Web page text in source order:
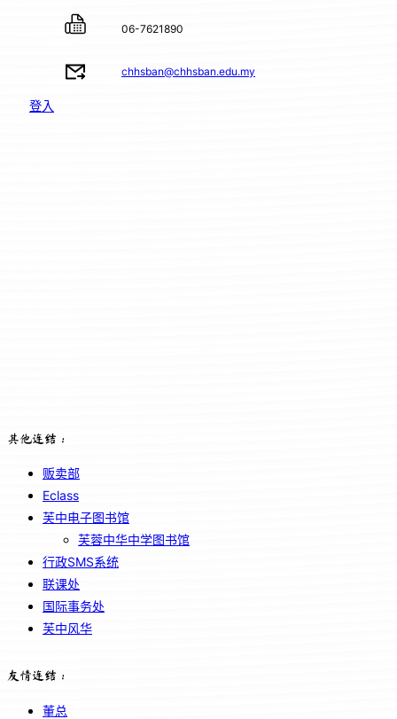
06-7621890
chhsban@chhsban.edu.my
登入
其他连结：
贩卖部
Eclass
芙中电子图书馆
芙蓉中华中学图书馆
行政SMS系统
联课处
国际事务处
芙中风华
友情连结：
董总